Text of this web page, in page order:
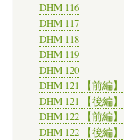
DHM 116
DHM 117
DHM 118
DHM 119
DHM 120
DHM 121 【前編】
DHM 121 【後編】
DHM 122 【前編】
DHM 122 【後編】